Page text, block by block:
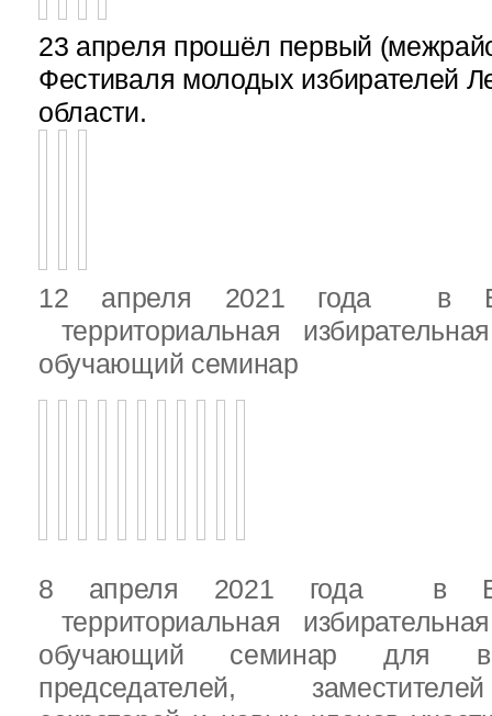
23 апреля прошёл первый
Фестиваля молодых избирателей
области.
12 апреля 2021 года в
территориальная
обучающий семинар
8 апреля 2021 года в
территориальная
обучающий семинар для
председателей,